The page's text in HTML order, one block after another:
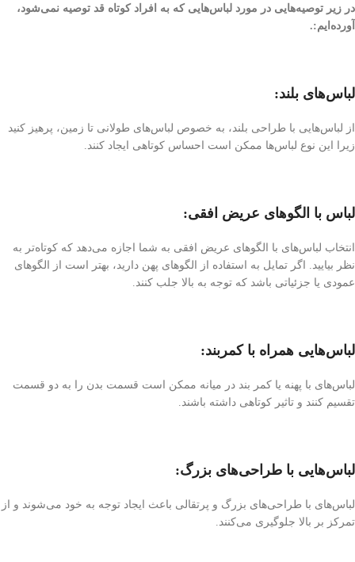
در زیر توصیه‌هایی در مورد لباس‌هایی که به افراد کوتاه قد توصیه نمی‌شود،
آورده‌ایم:.
لباس‌های بلند:
از لباس‌هایی با طراحی بلند، به خصوص لباس‌های طولانی تا زمین، پرهیز کنید
زیرا این نوع لباس‌ها ممکن است احساس کوتاهی ایجاد کنند.
لباس‌ با الگوهای عریض افقی:
انتخاب لباس‌های با الگوهای عریض افقی به شما اجازه می‌دهد که کوتاه‌تر به
نظر بیایید. اگر تمایل به استفاده از الگوهای پهن دارید، بهتر است از الگوهای
عمودی یا جزئیاتی باشد که توجه به بالا جلب کنند.
لباس‌هایی همراه با کمربند:
لباس‌های با پهنه یا کمر بند در میانه ممکن است قسمت بدن را به دو قسمت
تقسیم کنند و تاثیر کوتاهی داشته باشند.
لباس‌هایی با طراحی‌های بزرگ:
لباس‌های با طراحی‌های بزرگ و پرتقالی باعث ایجاد توجه به خود می‌شوند و از
تمرکز بر بالا جلوگیری می‌کنند.